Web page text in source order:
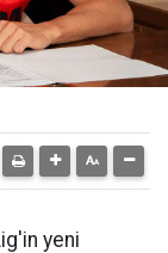
yeni